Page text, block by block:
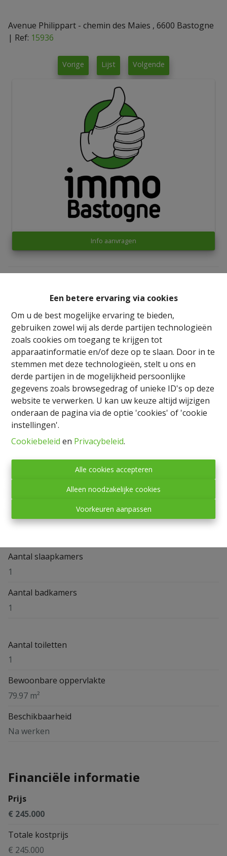
Een betere ervaring via cookies
Om u de best mogelijke ervaring te bieden,
gebruiken zowel wij als derde partijen technologieën
zoals cookies om toegang te krijgen tot
apparaatinformatie en/of deze op te slaan. Door in te
stemmen met deze technologieën, stelt u ons en
derde partijen in de mogelijkheid persoonlijke
gegevens zoals browsegedrag of unieke ID's op deze
website te verwerken. U kan uw keuze altijd wijzigen
onderaan de pagina via de optie 'cookies' of 'cookie
instellingen'.
Cookiebeleid en Privacybeleid.
Alle cookies accepteren
Alleen noodzakelijke cookies
Voorkeuren aanpassen
Avenue Philippart - chemin des Maies , 6600 Bastogne
| Ref: 15936
Vorige Lijst Volgende
Info aanvragen
Delen
Algemeen
Avenue Philippart - chemin des Maies , 6600 Bastogne
1
Aantal verdiepingen
Aantal slaapkamers
1
Aantal badkamers
1
Aantal toiletten
1
Bewoonbare oppervlakte
79.97 m²
Beschikbaarheid
Na werken
Financiële informatie
Prijs
€ 245.000
Totale kostprijs
€ 245.000